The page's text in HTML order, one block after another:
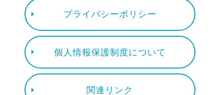
プライバシーポリシー
個人情報保護制度について
関連リンク